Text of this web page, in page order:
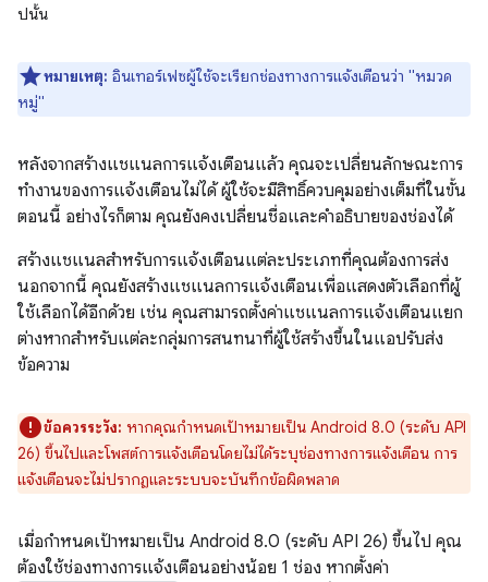
ปนั้น
หมายเหตุ: อินเทอร์เฟซผู้ใช้จะเรียกช่องทางการแจ้งเตือนว่า "หมวด
หมู่"
หลังจากสร้างแชแนลการแจ้งเตือนแล้ว คุณจะเปลี่ยนลักษณะการ
ทำงานของการแจ้งเตือนไม่ได้ ผู้ใช้จะมีสิทธิ์ควบคุมอย่างเต็มที่ในขั้น
ตอนนี้ อย่างไรก็ตาม คุณยังคงเปลี่ยนชื่อและคำอธิบายของช่องได้
สร้างแชแนลสำหรับการแจ้งเตือนแต่ละประเภทที่คุณต้องการส่ง
นอกจากนี้ คุณยังสร้างแชแนลการแจ้งเตือนเพื่อแสดงตัวเลือกที่ผู้
ใช้เลือกได้อีกด้วย เช่น คุณสามารถตั้งค่าแชแนลการแจ้งเตือนแยก
ต่างหากสำหรับแต่ละกลุ่มการสนทนาที่ผู้ใช้สร้างขึ้นในแอปรับส่ง
ข้อความ
ข้อควรระวัง: หากคุณกำหนดเป้าหมายเป็น Android 8.0 (ระดับ API
26) ขึ้นไปและโพสต์การแจ้งเตือนโดยไม่ได้ระบุช่องทางการแจ้งเตือน การ
แจ้งเตือนจะไม่ปรากฏและระบบจะบันทึกข้อผิดพลาด
เมื่อกำหนดเป้าหมายเป็น Android 8.0 (ระดับ API 26) ขึ้นไป คุณ
ต้องใช้ช่องทางการแจ้งเตือนอย่างน้อย 1 ช่อง หากตั้งค่า